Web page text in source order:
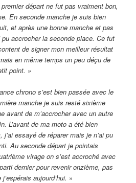
départ ne fut pas vraiment bon,
En seconde manche je suis bien
et après une bonne manche et pas
accrocher la seconde place. Ce fut
de signer mon meilleur résultat
en même temps un peu déçu de
point. »
chrono s’est bien passée avec le
manche je suis resté sixième
avant de m’accrocher avec un autre
L’avant de ma moto a été bien
essayé de réparer mais je n’ai pu
Au seconde départ je pointais
virage on s’est accroché avec
dernier pour revenir onzième, pas
aujourd’hui. »